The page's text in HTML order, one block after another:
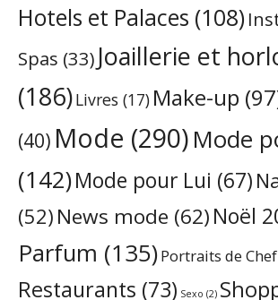
Hotels et Palaces (108)
Spas (33) Joaillerie et
(186)Livres (17) Make-up
(40) Mode (290)Mode
(142)Mode pour Lui (67)
(52) News mode (62)Noël
Parfum (135)Portraits de Chef
Restaurants (73) Sexo (2)